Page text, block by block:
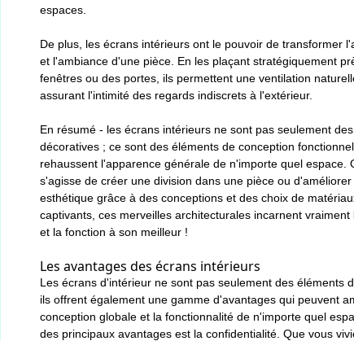
espaces.
De plus, les écrans intérieurs ont le pouvoir de transformer
et l'ambiance d'une pièce. En les plaçant stratégiquement
fenêtres ou des portes, ils permettent une ventilation
assurant l'intimité des regards indiscrets à l'extérieur.
En résumé - les écrans intérieurs ne sont pas seulement
décoratives ; ce sont des éléments de conception
rehaussent l'apparence générale de n'importe quel espace.
s'agisse de créer une division dans une pièce ou d'améliorer
esthétique grâce à des conceptions et des choix de
captivants, ces merveilles architecturales incarnent vraiment
et la fonction à son meilleur !
Les avantages des écrans intérieurs
Les écrans d'intérieur ne sont pas seulement des éléments
ils offrent également une gamme d'avantages qui peuvent
conception globale et la fonctionnalité de n'importe quel
des principaux avantages est la confidentialité. Que vous